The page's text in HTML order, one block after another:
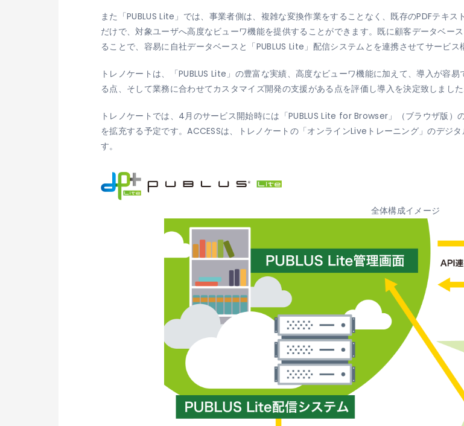
また「PUBLUS Lite」では、事業者側は、複雑な変換作業をすることなく、既存のPDFテキ
だけで、対象ユーザへ高度なビューワ機能を提供することができます。既に顧客データベー
ることで、容易に自社データベースと「PUBLUS Lite」配信システムとを連携させてサービス
トレノケートは、「PUBLUS Lite」の豊富な実績、高度なビューワ機能に加えて、導入が容
る点、そして業務に合わせてカスタマイズ開発の支援がある点を評価し導入を決定致しました
トレノケートでは、4月のサービス開始時には「PUBLUS Lite for Browser」（ブラウザ版
を拡充する予定です。ACCESSは、トレノケートの「オンラインLiveトレーニング」のデジ
す。
全体構成イメージ